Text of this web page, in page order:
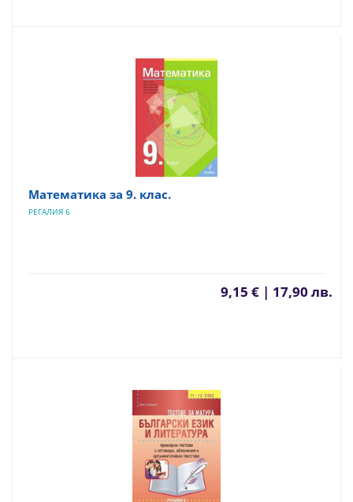
Математика за 9. клас.
РЕГАЛИЯ 6
9,15 € | 17,90 лв.